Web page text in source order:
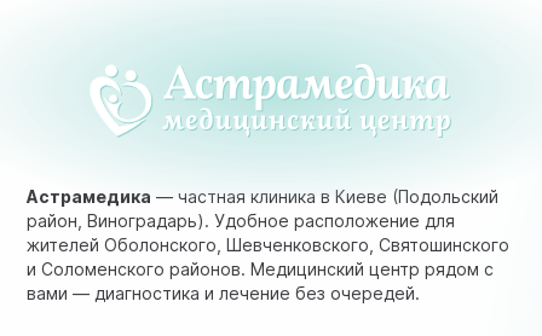
Астрамедика — частная клиника в Киеве (Подольский
район, Виноградарь). Удобное расположение для
жителей Оболонского, Шевченковского, Святошинского
и Соломенского районов. Медицинский центр рядом с
вами — диагностика и лечение без очередей.